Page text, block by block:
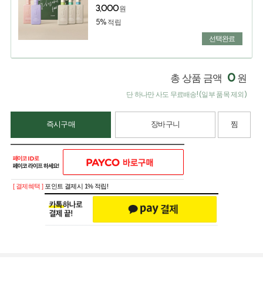
3,000원
5% 적립
선택완료
총 상품 금액 0 원
단 하나만 사도 무료배송! (일부 품목 제외)
즉시구매 장바구니 찜
[ 결제혜택 ] 포인트 결제시 1% 적립!